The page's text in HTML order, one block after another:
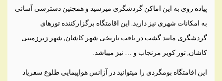
پیاده روی به این اماکن گردشگری میرسید و همچنین دسترسی آسانی
به امکانات شهری نیز دارید. این اقامتگاه برگزارکننده تورهای
گردشگری مانند گشت در بافت تاریخی شهر کاشان, شهر زیرزمینی
کاشان, تور کویر مرنجاب و … نیز میباشد.
این اقامتگاه بومگردی را میتوانید در آژانس هواپیمایی طلوع سفریاد